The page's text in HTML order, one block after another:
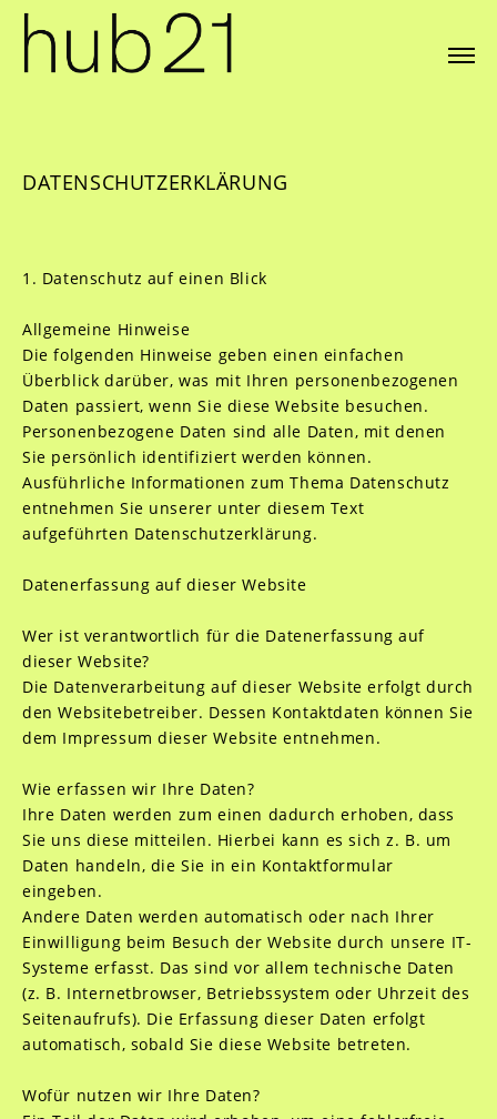
DATENSCHUTZERKLÄRUNG
1. Datenschutz auf einen Blick
Allgemeine Hinweise
Die folgenden Hinweise geben einen einfachen
Überblick darüber, was mit Ihren personenbezogenen
Daten passiert, wenn Sie diese Website besuchen.
Personenbezogene Daten sind alle Daten, mit denen
Sie persönlich identifiziert werden können.
Ausführliche Informationen zum Thema Datenschutz
entnehmen Sie unserer unter diesem Text
aufgeführten Datenschutzerklärung.
Datenerfassung auf dieser Website
Wer ist verantwortlich für die Datenerfassung auf
dieser Website?
Die Datenverarbeitung auf dieser Website erfolgt durch
den Websitebetreiber. Dessen Kontaktdaten können Sie
dem Impressum dieser Website entnehmen.
Wie erfassen wir Ihre Daten?
Ihre Daten werden zum einen dadurch erhoben, dass
Sie uns diese mitteilen. Hierbei kann es sich z. B. um
Daten handeln, die Sie in ein Kontaktformular
eingeben.
Andere Daten werden automatisch oder nach Ihrer
Einwilligung beim Besuch der Website durch unsere IT-
Systeme erfasst. Das sind vor allem technische Daten
(z. B. Internetbrowser, Betriebssystem oder Uhrzeit des
Seitenaufrufs). Die Erfassung dieser Daten erfolgt
automatisch, sobald Sie diese Website betreten.
Wofür nutzen wir Ihre Daten?